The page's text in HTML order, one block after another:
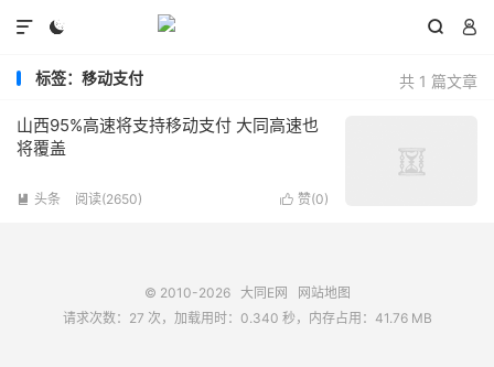
  

共 1 篇文章
标签：移动支付
山西95%高速将支持移动支付 大同高速也
将覆盖
 赞(0)
 头条 阅读(2650)
© 2010-2026 大同E网
网站地图
请求次数：27 次，加载用时：0.340 秒，内存占用：41.76 MB